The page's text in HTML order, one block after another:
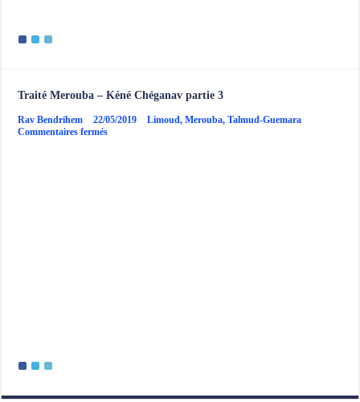
Traité Merouba – Kéné Chéganav partie 3
Rav Bendrihem 22/05/2019 Limoud,Merouba,Talmud-Guemara
Commentaires ferméssur